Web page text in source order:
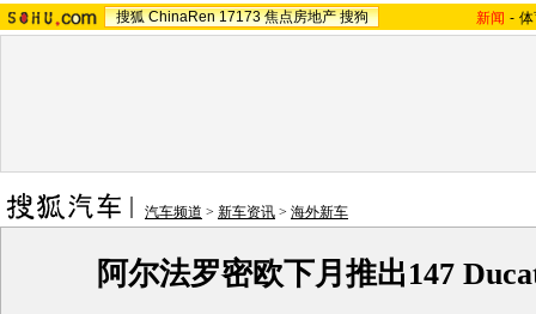
搜狐 ChinaRen 17173 焦点房地产 搜狗 新闻 -
汽车频道 > 新车资讯 > 海外新车
阿尔法罗密欧下月推出147